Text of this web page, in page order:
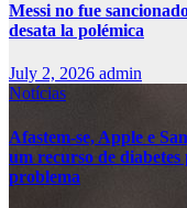
Messi no fue
desata la polémica
July 2, 2026 admin
Notícias
Afastem-se, Apple e
um recurso de
problema